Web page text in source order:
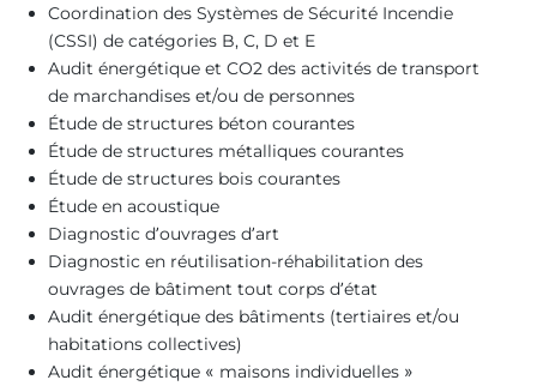
Coordination des Systèmes de Sécurité Incendie
(CSSI) de catégories B, C, D et E
Audit énergétique et CO2 des activités de transport
de marchandises et/ou de personnes
Étude de structures béton courantes
Étude de structures métalliques courantes
Étude de structures bois courantes
Étude en acoustique
Diagnostic d’ouvrages d’art
Diagnostic en réutilisation-réhabilitation des
ouvrages de bâtiment tout corps d’état
Audit énergétique des bâtiments (tertiaires et/ou
habitations collectives)
Audit énergétique « maisons individuelles »